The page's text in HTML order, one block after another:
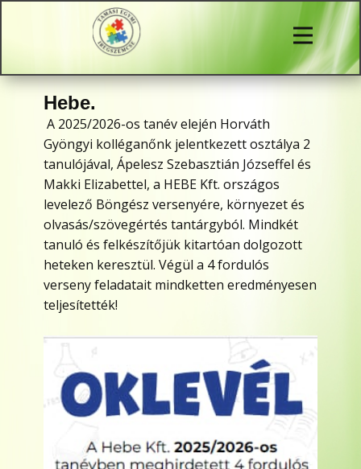
Hebe.
A 2025/2026-os tanév elején Horváth
Gyöngyi kolléganőnk jelentkezett osztálya 2
tanulójával, Ápelesz Szebasztián Józseffel és
Makki Elizabettel, a HEBE Kft. országos
levelező Böngész versenyére, környezet és
olvasás/szövegértés tantárgyból. Mindkét
tanuló és felkészítőjük kitartóan dolgozott
heteken keresztül. Végül a 4 fordulós
verseny feladatait mindketten eredményesen
teljesítették!